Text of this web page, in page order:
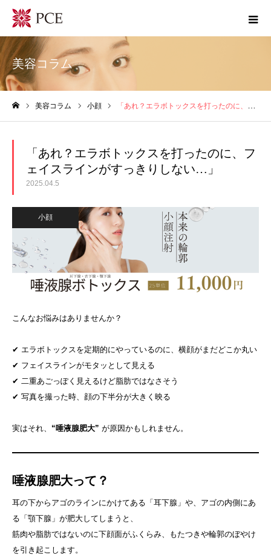
美容コラム
美容コラム 小顔 「あれ？エラボトックスを打ったのに、フェイスラインがすっきりしない…」
「あれ？エラボトックスを打ったのに、フ
ェイスラインがすっきりしない…」
2025.04.5
小顔
こんなお悩みはありませんか？
✔ エラボトックスを定期的にやっているのに、横顔がまだどこか丸い
✔ フェイスラインがモタッとして見える
✔ 二重あごっぽく見えるけど脂肪ではなさそう
✔ 写真を撮った時、顔の下半分が大きく映る
実はそれ、 “唾液腺肥大” が原因かもしれません。
唾液腺肥大って？
耳の下からアゴのラインにかけてある「耳下腺」や、アゴの内側にあ
る「顎下腺」が肥大してしまうと、
筋肉や脂肪ではないのに下顔面がふくらみ、もたつきや輪郭のぼやけ
を引き起こします。